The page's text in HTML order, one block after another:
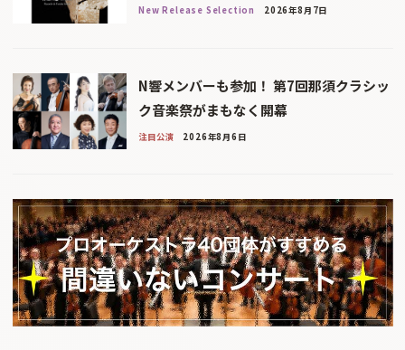
New Release Selection 2026年8月7日
N響メンバーも参加！ 第7回那須クラシッ
ク音楽祭がまもなく開幕
注目公演 2026年8月6日